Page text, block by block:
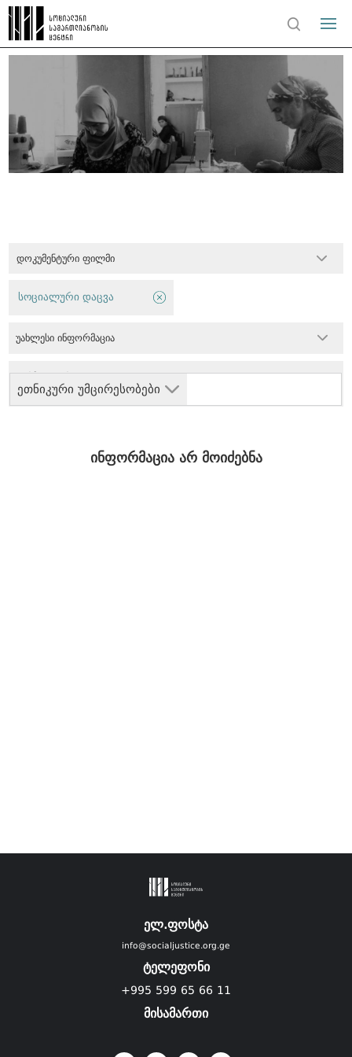
დოკუმენტური ფილმი
ეთნიკური უმცირესობები
სოციალური დაცვა
უახლესი ინფორმაცია
ინფორმაცია არ მოიძებნა
ელ.ფოსტა
info@socialjustice.org.ge
ტელეფონი
+995 599 65 66 11
მისამართი